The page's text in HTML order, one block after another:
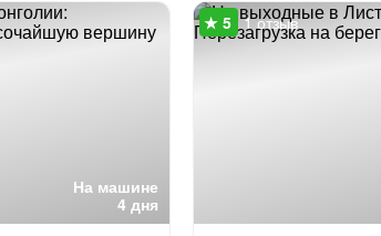
На машине
4 дня
1 отзыв